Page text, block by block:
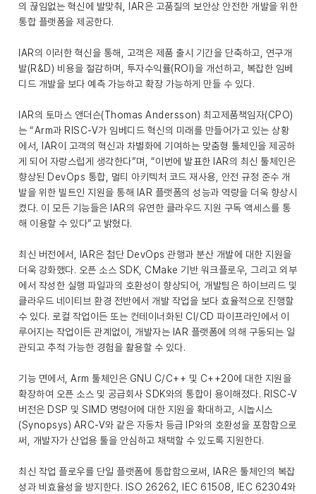
의 끊임없는 혁신에 발맞춰, IAR은 고품질의 보안상 안전한 개발을 위한
통합 플랫폼을 제공한다.
IAR의 이러한 혁신을 통해, 고객은 제품 출시 기간을 단축하고, 연구개
발(R&D) 비용을 절감하며, 투자수익률(ROI)을 개선하고, 복잡한 임베
디드 개발을 보다 예측 가능하고 확장 가능하게 만들 수 있다.
IAR의 토마스 앤더슨(Thomas Andersson) 최고제품책임자(CPO)
는 “Arm과 RISC-V가 임베디드 혁신의 미래를 만들어가고 있는 상황
에서, IAR이 고객의 혁신과 차별화에 기여하는 맞춤형 툴체인을 제공하
게 되어 자랑스럽게 생각한다”며, “이번에 발표한 IAR의 최신 툴체인은
향상된 DevOps 통합, 멀티 아키텍처 코드 재사용, 안전 규정 준수 개
발을 위한 빌트인 지원을 통해 IAR 플랫폼의 성능과 역량을 더욱 향상시
켰다. 이 모든 기능들은 IAR의 유연한 클라우드 지원 구독 액세스를 통
해 이용할 수 있다”고 밝혔다.
최신 버전에서, IAR은 첨단 DevOps 관행과 분산 개발에 대한 지원을
더욱 강화했다. 오픈 소스 SDK, CMake 기반 워크플로우, 그리고 외부
에서 작성한 실행 파일과의 호환성이 향상되어, 개발팀은 하이브리드 및
클라우드 네이티브 환경 전반에서 개발 작업을 보다 효율적으로 진행할
수 있다. 로컬 작업이든 또는 컨테이너화된 CI/CD 파이프라인에서 이
루어지는 작업이든 관계없이, 개발자는 IAR 플랫폼에 의해 구동되는 일
관되고 추적 가능한 경험을 활용할 수 있다.
기능 면에서, Arm 툴체인은 GNU C/C++ 및 C++20에 대한 지원을
확장하여 오픈 소스 및 공급회사 SDK와의 통합이 용이해졌다. RISC-V
버전은 DSP 및 SIMD 명령어에 대한 지원을 확대하고, 시놉시스
(Synopsys) ARC-V와 같은 자동차 등급 IP와의 호환성을 포함함으로
써, 개발자가 산업용 툴을 안심하고 채택할 수 있도록 지원한다.
최신 작업 플로우를 단일 플랫폼에 통합함으로써, IAR은 툴체인의 복잡
성과 비효율성을 방지한다. ISO 26262, IEC 61508, IEC 62304와